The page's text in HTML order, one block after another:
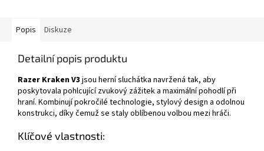
Popis Diskuze
Detailní popis produktu
Razer Kraken V3 jsou herní sluchátka navržená tak, aby
poskytovala pohlcující zvukový zážitek a maximální pohodlí při
hraní. Kombinují pokročilé technologie, stylový design a odolnou
konstrukci, díky čemuž se staly oblíbenou volbou mezi hráči.
Klíčové vlastnosti: